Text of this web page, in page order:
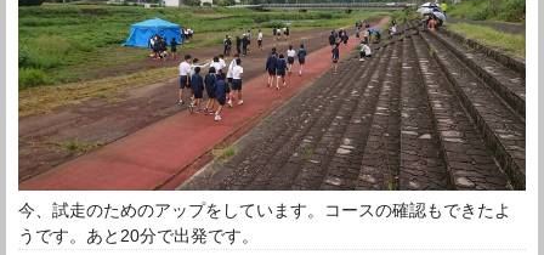
今、試走のためのアップをしています。コースの確認もできたよ
うです。あと20分で出発です。